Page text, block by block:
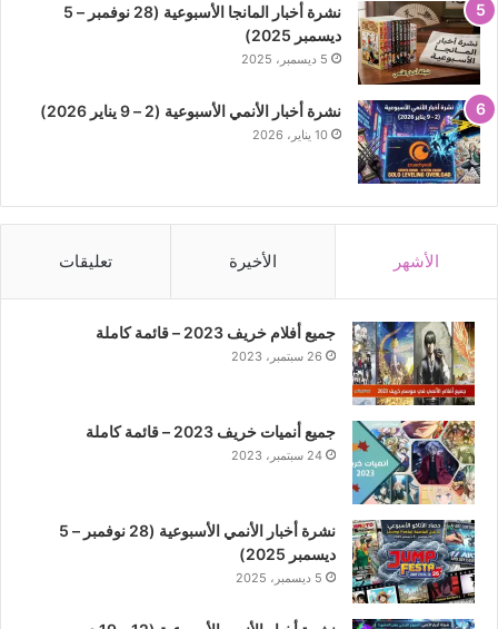
نشرة أخبار المانجا الأسبوعية (28 نوفمبر – 5
ديسمبر 2025)
5 ديسمبر، 2025
نشرة أخبار الأنمي الأسبوعية (2 – 9 يناير 2026)
10 يناير، 2026
الأشهر الأخيرة تعليقات
جميع أفلام خريف 2023 – قائمة كاملة
26 سبتمبر، 2023
جميع أنميات خريف 2023 – قائمة كاملة
24 سبتمبر، 2023
نشرة أخبار الأنمي الأسبوعية (28 نوفمبر – 5
ديسمبر 2025)
5 ديسمبر، 2025